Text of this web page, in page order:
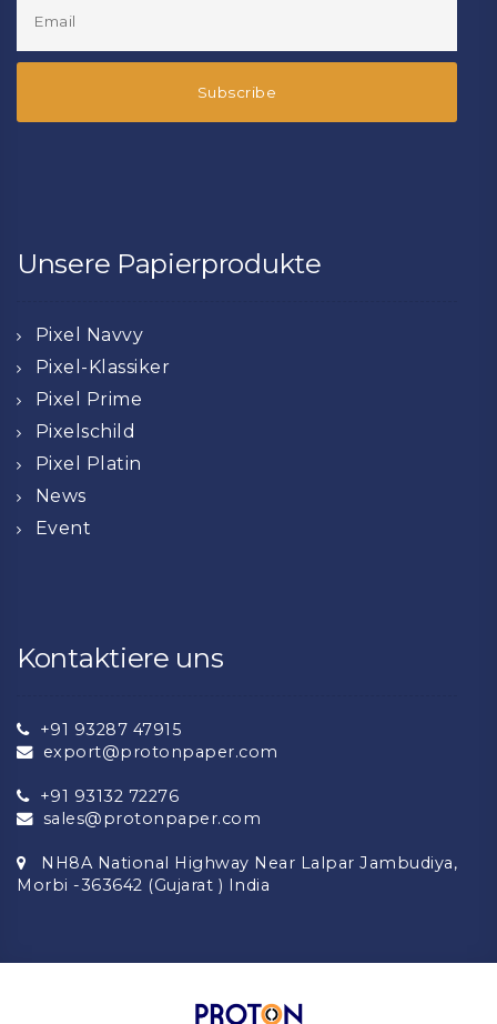
Unsere Papierprodukte
Pixel Navvy
Pixel-Klassiker
Pixel Prime
Pixelschild
Pixel Platin
News
Event
Kontaktiere uns
+91 93287 47915
export@protonpaper.com
+91 93132 72276
sales@protonpaper.com
NH8A National Highway Near Lalpar Jambudiya,
Morbi -363642 (Gujarat ) India